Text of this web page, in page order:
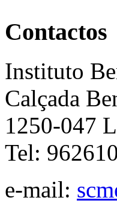
Contactos
Instituto
Calçada
1250-047
Tel:
e-mail: